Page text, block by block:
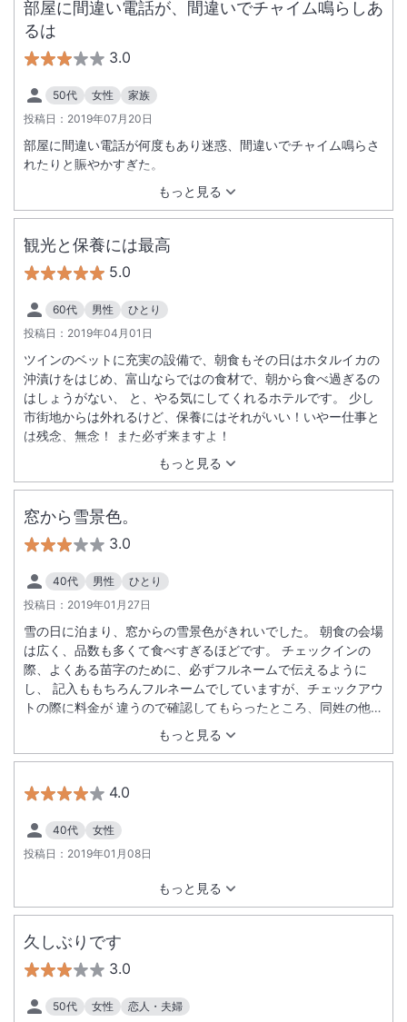
部屋に間違い電話が、間違いでチャイム鳴らしあ
るは
3.0
50代 女性
家族
投稿日： 2019年07月20日
もっと見る
部屋に間違い電話が何度もあり迷惑、間違いでチャイム鳴らさ
れたりと賑やかすぎた。
観光と保養には最高
5.0
60代 男性
ひとり
投稿日： 2019年04月01日
もっと見る
ツインのベットに充実の設備で、朝食もその日はホタルイカの
沖漬けをはじめ、富山ならではの食材で、朝から食べ過ぎるの
はしょうがない、 と、やる気にしてくれるホテルです。 少し
市街地からは外れるけど、保養にはそれがいい！いやー仕事と
は残念、無念！ また必ず来ますよ！
窓から雪景色。
3.0
40代 男性
ひとり
投稿日： 2019年01月27日
もっと見る
雪の日に泊まり、窓からの雪景色がきれいでした。 朝食の会場
は広く、品数も多くて食べすぎるほどです。 チェックインの
際、よくある苗字のために、必ずフルネームで伝えるように
し、 記入ももちろんフルネームでしていますが、チェックアウ
トの際に料金が 違うので確認してもらったところ、同姓の他の
人の予約でした。 禁煙室のつもりが喫煙室だったのは、自分の
予約ミスと思ってそのまま泊まりましたが、確認してもらえば
よかったと後悔です。るるぶの予約確認では他のサイトと違っ
てプラン名にない限り「禁煙」かどうか予約者では確認できな
いので、ホテルではなく、るるぶ運営の改善をお願いします。
4.0
40代
女性
投稿日： 2019年01月08日
もっと見る
久しぶりです
3.0
50代 女性
恋人・夫婦